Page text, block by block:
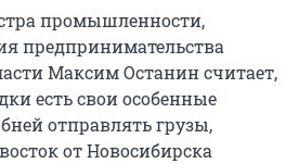
промышленности,
предпринимательства
Максим Останин считает,
есть свои особенные
отправлять грузы,
от Новосибирска